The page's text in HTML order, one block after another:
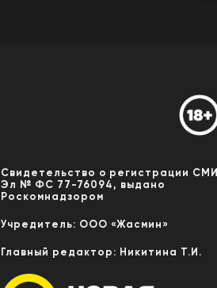
Свидетельство о регистрации СМИ
Эл № ФС 77-76094, выдано
Роскомнадзором
Учредитель: ООО «Жасмин»
Главный редактор: Никитина Т.И.